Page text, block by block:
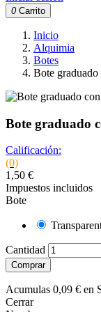
0 Carrito
Inicio
Alquimia
Botes
Bote
Bote graduado
Calificación:
(0)
1,50 €
Impuestos incluidos
Bote
Cantidad
Comprar
Acumulas 0,09 € en
Cerrar